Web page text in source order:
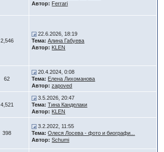
Автор: Ferrari
2,546
22.6.2026, 18:19
Тема: Алина Габуева
Автор: KLEN
62
20.4.2024, 0:08
Тема: Елена Лихоманова
Автор: zapoved
4,521
3.5.2026, 20:47
Тема: Тина Канделаки
Автор: KLEN
398
3.2.2022, 11:55
Тема: Олеся Лосева - фото и биографи...
Автор: Schumi